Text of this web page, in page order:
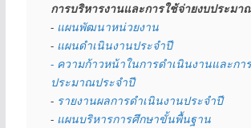
การบริหารงานและการใช้จ่ายงบประมา
- แผนพัฒนาหน่วยงาน
- แผนดำเนินงานประจำปี
- ความก้าวหน้าในการดำเนินงานและกา
ประมาณประจำปี
- รายงานผลการดำเนินงานประจำปี
- แผนบริหารการศึกษาขั้นพื้นฐาน